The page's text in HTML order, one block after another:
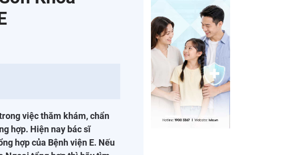
việc thăm khám, chẩn
hợp. Hiện nay bác sĩ
hợp của Bệnh viện E. Nếu